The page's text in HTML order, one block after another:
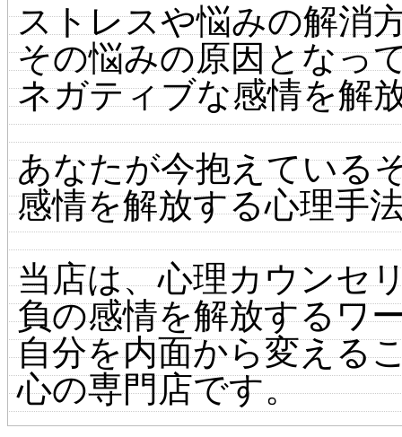
ストレスや悩みの解消
その悩みの原因となっ
ネガティブな感情を解
あなたが今抱えている
感情を解放する心理手
当店は、心理カウンセ
負の感情を解放するワ
自分を内面から変える
心の専門店です。